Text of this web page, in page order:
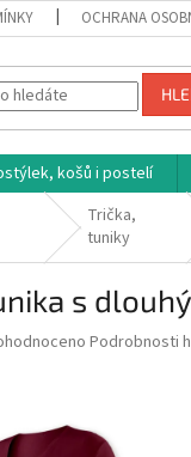
OCHRANA
košů i postelí
Trička,
tuniky
s
Podrobnosti